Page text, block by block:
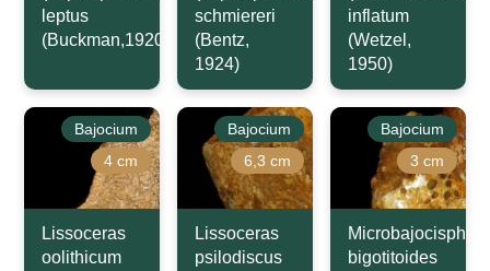
leptus
(Buckman,1920)
schmiereri
(Bentz,
1924)
inflatum
(Wetzel,
1950)
Bajocium
4 cm
Lissoceras
oolithicum
Bajocium
6,3 cm
Lissoceras
psilodiscus
Bajocium
3 cm
bigotitoides